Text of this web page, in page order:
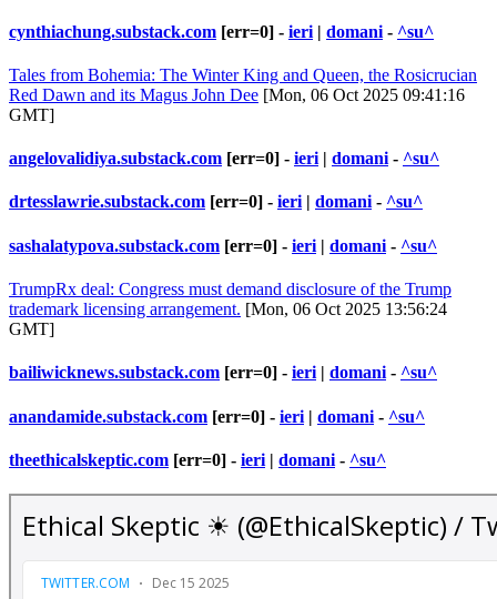
cynthiachung.substack.com [err=0] - ieri | domani - ^su^
Tales from Bohemia: The Winter King and Queen, the Rosicrucian
Red Dawn and its Magus John Dee [Mon, 06 Oct 2025 09:41:16
GMT]
angelovalidiya.substack.com [err=0] - ieri | domani - ^su^
drtesslawrie.substack.com [err=0] - ieri| domani- ^su^
sashalatypova.substack.com [err=0] - ieri | domani - ^su^
TrumpRx deal: Congress must demand disclosure of the Trump
trademark licensing arrangement. [Mon, 06 Oct 2025 13:56:24
GMT]
bailiwicknews.substack.com [err=0] - ieri | domani - ^su^
anandamide.substack.com [err=0] - ieri | domani - ^su^
theethicalskeptic.com [err=0] - ieri | domani - ^su^